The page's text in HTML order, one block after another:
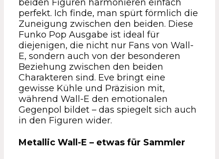
beiden Figuren harmonieren einfach
perfekt. Ich finde, man spürt förmlich die
Zuneigung zwischen den beiden. Diese
Funko Pop Ausgabe ist ideal für
diejenigen, die nicht nur Fans von Wall-
E, sondern auch von der besonderen
Beziehung zwischen den beiden
Charakteren sind. Eve bringt eine
gewisse Kühle und Präzision mit,
während Wall-E den emotionalen
Gegenpol bildet – das spiegelt sich auch
in den Figuren wider.
Metallic Wall-E – etwas für Sammler